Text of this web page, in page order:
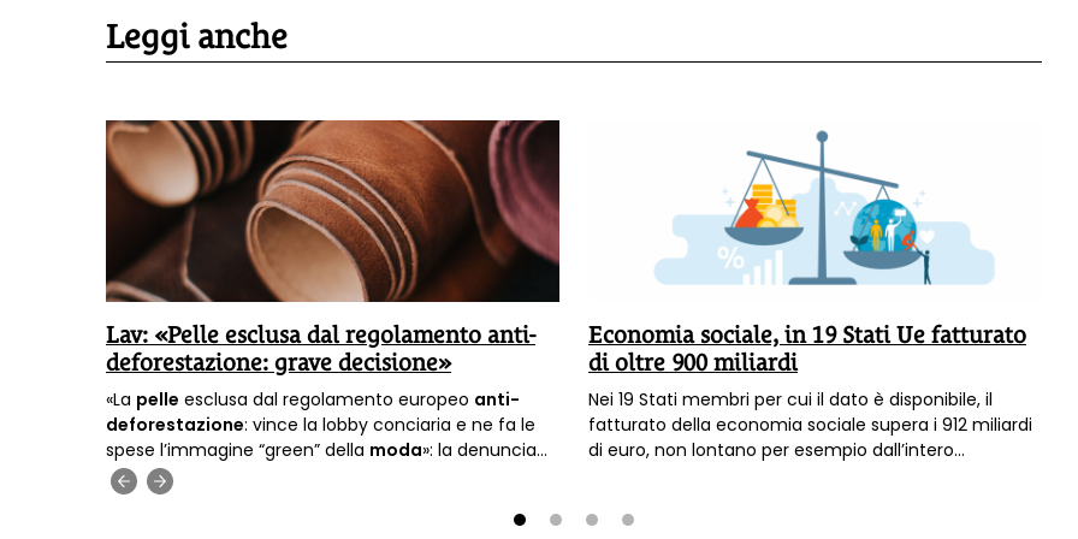
Leggi anche
Lav: «Pelle esclusa dal regolamento anti-
deforestazione: grave decisione»
«La pelle esclusa dal regolamento europeo anti-
deforestazione: vince la lobby conciaria e ne fa le
spese l’immagine “green” della moda»: la denuncia
della Lav.
Economia sociale, in 19 Stati Ue fatturato
di oltre 900 miliardi
Nei 19 Stati membri per cui il dato è disponibile, il
fatturato della economia sociale supera i 912 miliardi
di euro, non lontano per esempio dall’intero
vita in Italia e in Europa, dagli asili nido, all’assistenza